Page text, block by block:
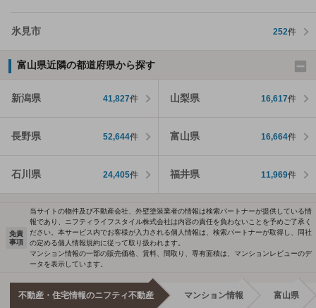
氷見市 252件
富山県近隣の都道府県から探す
新潟県 41,827件 山梨県 16,617件
長野県 52,644件 富山県 16,664件
石川県 24,405件 福井県 11,969件
免責
事項
当サイトの物件及び不動産会社、外壁塗装業者の情報は検索パートナーが提供している情
報であり、ニフティライフスタイル株式会社は内容の責任を負わないことを予めご了承く
ださい。本サービス内でお客様が入力される個人情報は、検索パートナーが取得し、同社
の定める個人情報規約に従って取り扱われます。
マンション情報の一部の販売価格、賃料、間取り、専有面積は、マンションレビューのデ
ータを表示しています。
不動産・住宅情報のニフティ不動産 マンション情報 富山県